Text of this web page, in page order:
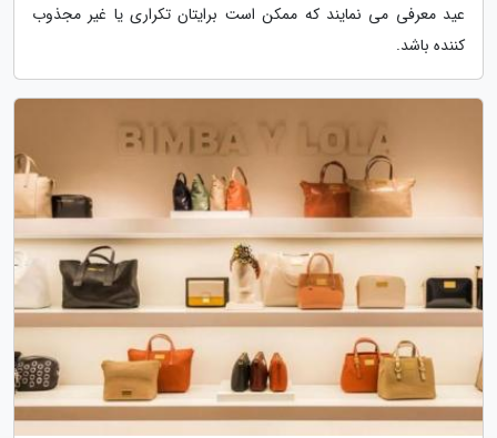
عید معرفی می نمایند که ممکن است برایتان تکراری یا غیر مجذوب
کننده باشد.